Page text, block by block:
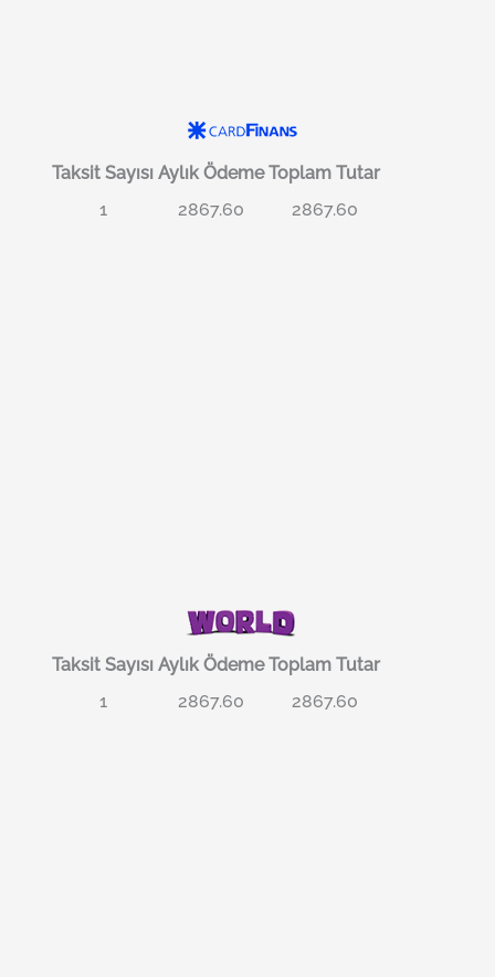
Taksit Sayısı Aylık Ödeme Toplam Tutar
1
2867.60 2867.60
Taksit Sayısı Aylık Ödeme Toplam Tutar
1
2867.60 2867.60